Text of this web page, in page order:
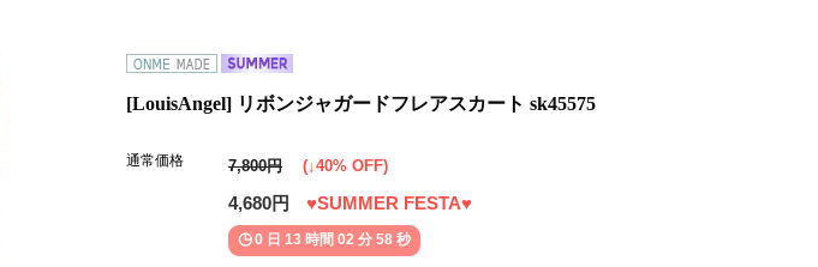
[LouisAngel] リボンジャガードフレアスカート sk45575
通常価格 7,800円 (↓40% OFF)
4,680円 ♥SUMMER FESTA♥
0 日 13 時間 02 分 56 秒